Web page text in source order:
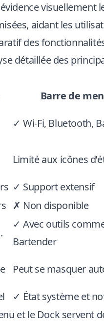
visuellement
aidant les
des
détaillée des
Barre de
✓ Wi-Fi, Bluetooth,
Limité aux icônes
✓ Support extensif
✗ Non disponible
✓ Avec outils
Bartender
Peut se masquer
✓ État système et
et le Dock servent